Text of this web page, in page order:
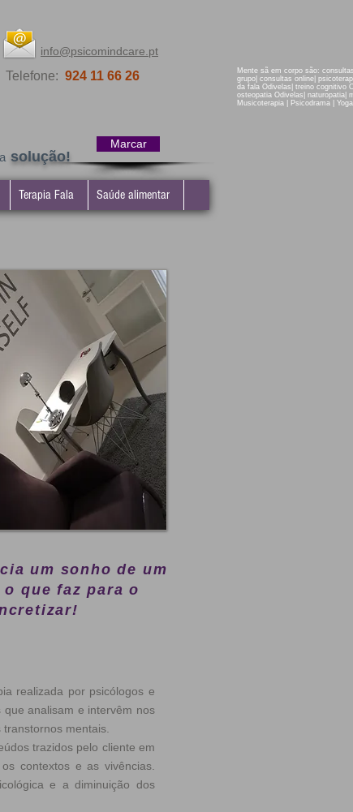
info@psicomindcare.pt
Telefone: 924 11 66 26
solução!
Marcar
Mente sã em corpo são:
grupo| consultas online|
da fala Odivelas| treino cognitivo
osteopatia Odivelas| naturopatia|
Musicoterapia | Psicodrama |
Terapia Fala Saúde alimentar
um sonho de um
que faz para o
realizada por psicólogos e
analisam e intervêm nos
mentais.
trazidos pelo cliente em
contextos e as vivências.
e a diminuição dos